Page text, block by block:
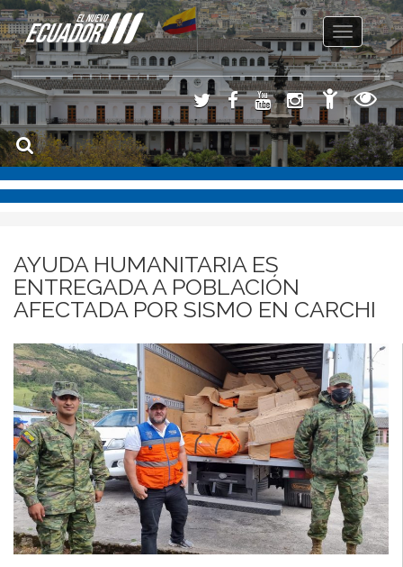
Toggle
navigation
AYUDA HUMANITARIA ES
ENTREGADA A POBLACIÓN
AFECTADA POR SISMO EN CARCHI